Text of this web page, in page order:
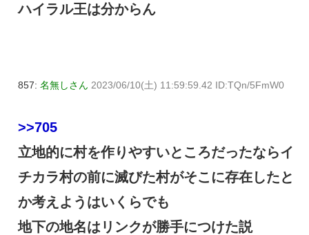
ハイラル王は分からん
857: 名無しさん 2023/06/10(土) 11:59:59.42 ID:TQn/5FmW0
>>705
立地的に村を作りやすいところだったならイ
チカラ村の前に滅びた村がそこに存在したと
か考えようはいくらでも
地下の地名はリンクが勝手につけた説